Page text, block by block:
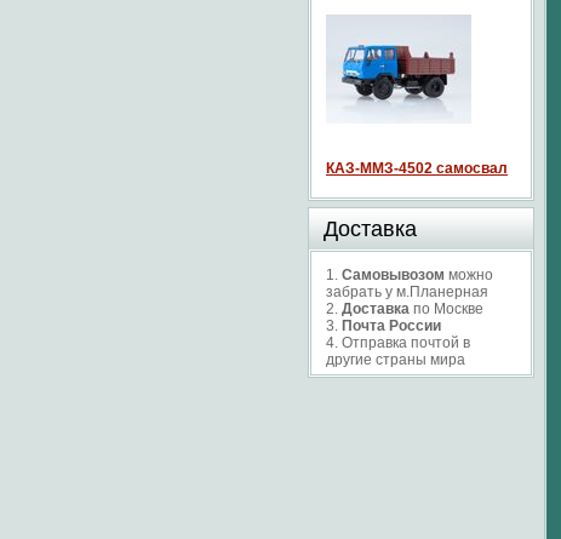
КАЗ-ММЗ-4502 самосвал
Доставка
1. Самовывозом можно
забрать у м.Планерная
2. Доставка по Москве
3. Почта России
4. Отправка почтой в
другие страны мира